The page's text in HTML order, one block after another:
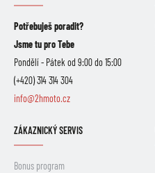
Potřebuješ poradit?
Jsme tu pro Tebe
Pondělí - Pátek od 9:00 do 15:00
(+420) 314 314 304
info@2hmoto.cz
ZÁKAZNICKÝ SERVIS
Bonus program